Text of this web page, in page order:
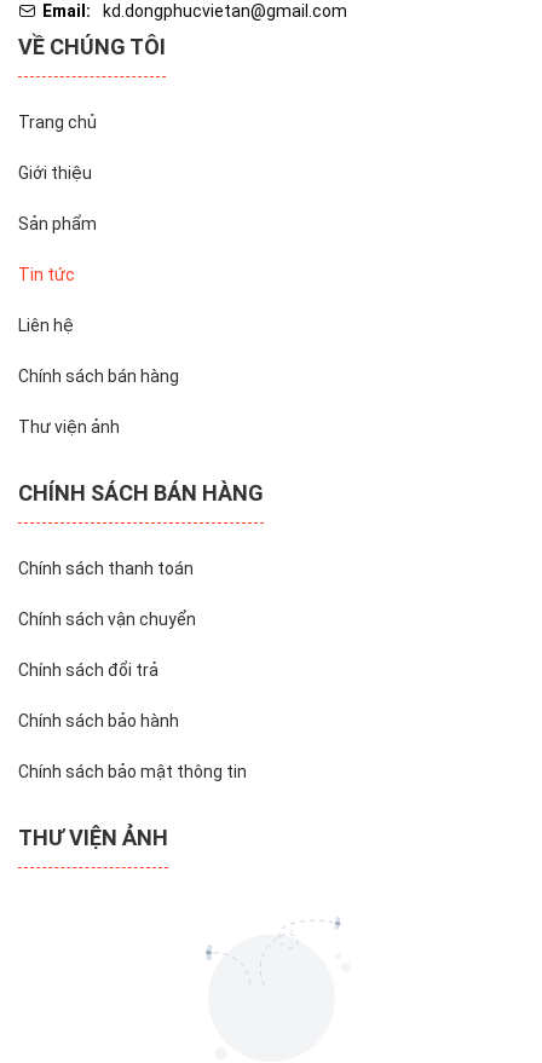
Email:
kd.dongphucvietan@gmail.com
VỀ CHÚNG TÔI
Trang chủ
Giới thiệu
Sản phẩm
Tin tức
Liên hệ
Chính sách bán hàng
Thư viện ảnh
CHÍNH SÁCH BÁN HÀNG
Chính sách thanh toán
Chính sách vận chuyển
Chính sách đổi trả
Chính sách bảo hành
Chính sách bảo mật thông tin
THƯ VIỆN ẢNH